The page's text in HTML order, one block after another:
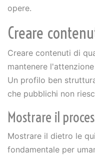
opere.
Creare
Creare contenuti di
mantenere
Un profilo ben
che pubblichi non
Mostrare il
Mostrare il dietro le
fondamentale per